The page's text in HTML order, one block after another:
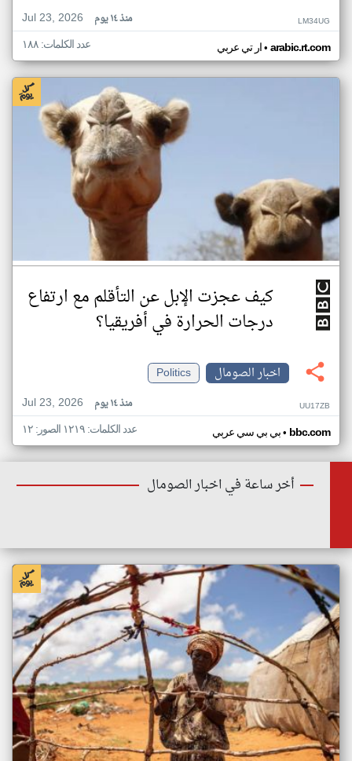
Jul 23, 2026
منذ ١٤ يوم LM34UG
ار تي عربي• arabic.rt.com عدد الكلمات: ١٨٨
كيف عجزت الإبل عن التأقلم مع ارتفاع
درجات الحرارة في أفريقيا؟
اخبار الصومال
Politics
Jul 23, 2026
منذ ١٤ يوم UU17ZB
بي بي سي عربي• bbc.com عدد الكلمات: ١٢١٩ الصور: ١٢
أخر ساعة في اخبار الصومال